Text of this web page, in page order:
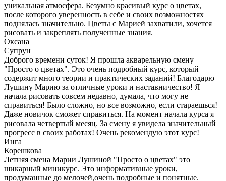
уникальная атмосфера. Безумно красивый курс о цветах,
после которого уверенность в себе и своих возможностях
поднялась значительно. Цветы с Марией захватили, хочется
рисовать и закреплять полученные знания.
Оксана
Супрун
Доброго времени суток! Я прошла акварельную смену
"Просто о цветах". Это очень подробный курс, который
содержит много теории и практических заданий! Благодарю
Лушину Марию за отличные уроки и наставничество! Я
начала рисовать совсем недавно, думала, что могу не
справиться! Было сложно, но все возможно, если стараешься!
Даже новичок сможет справиться. На момент начала курса я
рисовала четвертый месяц. За смену я увидела значительный
прогресс в своих работах! Очень рекомендую этот курс!
Инга
Корешкова
Летняя смена Марии Лушиной "Просто о цветах" это
шикарный миникурс. Это информативные уроки,
продуманные до мелочей,очень подробные и понятные.